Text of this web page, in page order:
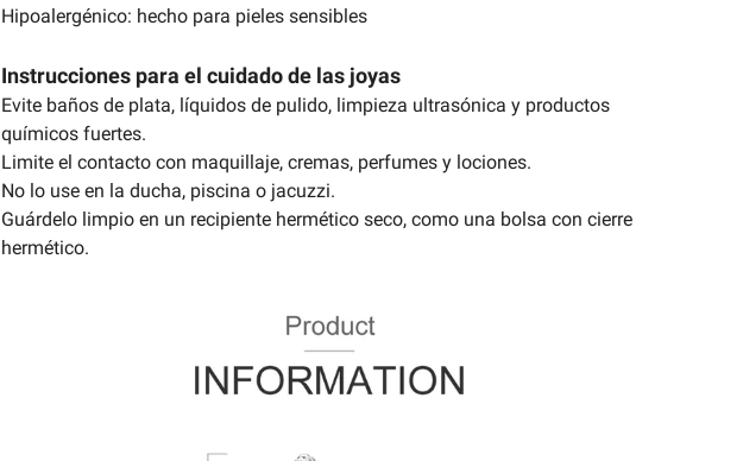
Hipoalergénico: hecho para pieles sensibles
Instrucciones para el cuidado de las joyas
Evite baños de plata, líquidos de pulido, limpieza ultrasónica y productos
químicos fuertes.
Limite el contacto con maquillaje, cremas, perfumes y lociones.
No lo use en la ducha, piscina o jacuzzi.
Guárdelo limpio en un recipiente hermético seco, como una bolsa con cierre
hermético.